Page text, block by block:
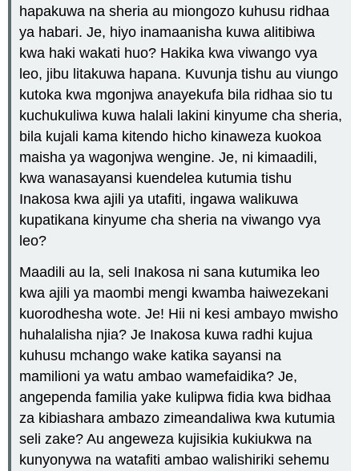
hapakuwa na sheria au miongozo kuhusu ridhaa
ya habari. Je, hiyo inamaanisha kuwa alitibiwa
kwa haki wakati huo? Hakika kwa viwango vya
leo, jibu litakuwa hapana. Kuvunja tishu au viungo
kutoka kwa mgonjwa anayekufa bila ridhaa sio tu
kuchukuliwa kuwa halali lakini kinyume cha sheria,
bila kujali kama kitendo hicho kinaweza kuokoa
maisha ya wagonjwa wengine. Je, ni kimaadili,
kwa wanasayansi kuendelea kutumia tishu
Inakosa kwa ajili ya utafiti, ingawa walikuwa
kupatikana kinyume cha sheria na viwango vya
leo?
Maadili au la, seli Inakosa ni sana kutumika leo
kwa ajili ya maombi mengi kwamba haiwezekani
kuorodhesha wote. Je! Hii ni kesi ambayo mwisho
huhalalisha njia? Je Inakosa kuwa radhi kujua
kuhusu mchango wake katika sayansi na
mamilioni ya watu ambao wamefaidika? Je,
angependa familia yake kulipwa fidia kwa bidhaa
za kibiashara ambazo zimeandaliwa kwa kutumia
seli zake? Au angeweza kujisikia kukiukwa na
kunyonywa na watafiti ambao walishiriki sehemu